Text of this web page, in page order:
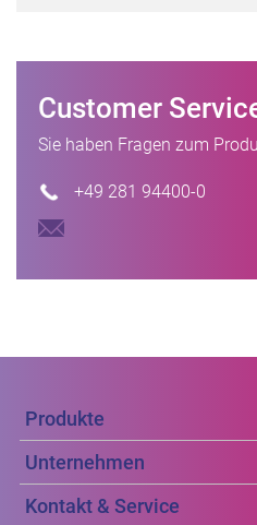
Customer
Sie haben Fragen zum
+49 281 94400-0
Produkte
Unternehmen
Kontakt & Service